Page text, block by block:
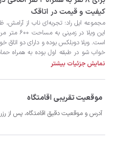
کیفیت و قیمت در اتاقک
نمایش جزئیات بیشتر
موقعیت تقریبی اقامتگاه
آدرس و موقعیت دقیق اقامتگاه، پس از